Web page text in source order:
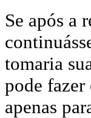
Se após a
tomaria
pode fazer
apenas